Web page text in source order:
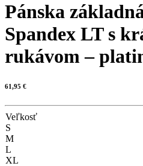
Pánska
Spandex LT s
rukávom –
61,95 €
Veľkosť
S
M
L
XL